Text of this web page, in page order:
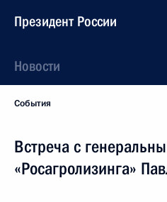
Президент России
Новости
События
Встреча с
«Росагролизинга»